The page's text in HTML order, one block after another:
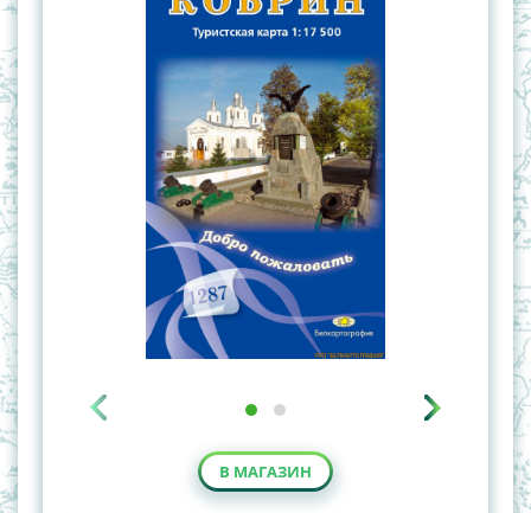
В МАГАЗИН